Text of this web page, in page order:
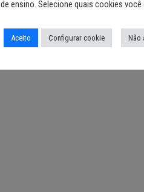
de ensino. Selecione quais cookies você
Aceito Configurar cookie Não